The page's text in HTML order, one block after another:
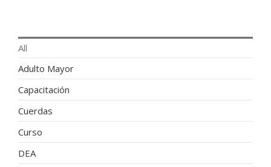
All
Adulto Mayor
Capacitación
Cuerdas
Curso
DEA